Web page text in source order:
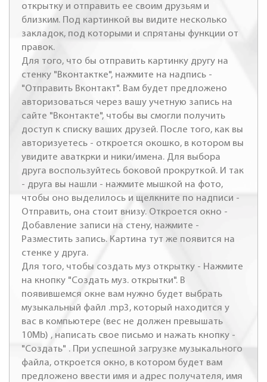
открытку и отправить ее своим друзьям и
близким. Под картинкой вы видите несколько
закладок, под которыми и спрятаны функции от
правок.
Для того, что бы отправить картинку другу на
стенку "Вконтактке", нажмите на надпись -
"Отправить Вконтакт". Вам будет предложено
авторизоваться через вашу учетную запись на
сайте "Вконтакте", чтобы вы смогли получить
доступ к списку ваших друзей. После того, как вы
авторизуетесь - откроется окошко, в котором вы
увидите аваткрки и ники/имена. Для выбора
друга воспользуйтесь боковой прокруткой. И так
- друга вы нашли - нажмите мышкой на фото,
чтобы оно выделилось и щелкните по надписи -
Отправить, она стоит внизу. Откроется окно -
Добавление записи на стену, нажмите -
Разместить запись. Картина тут же появится на
стенке у друга.
Для того, чтобы создать муз открытку - Нажмите
на кнопку "Создать муз. открытки". В
появившемся окне вам нужно будет выбрать
музыкальный файл .mp3, который находится у
вас в компьютере (вес не должен превышать
10Mb) , написать свое письмо и нажать кнопку -
"Создать" . При успешной загрузке музыкального
файла, откроется окно, в котором будет вам
предложено ввести имя и адрес получателя, имя